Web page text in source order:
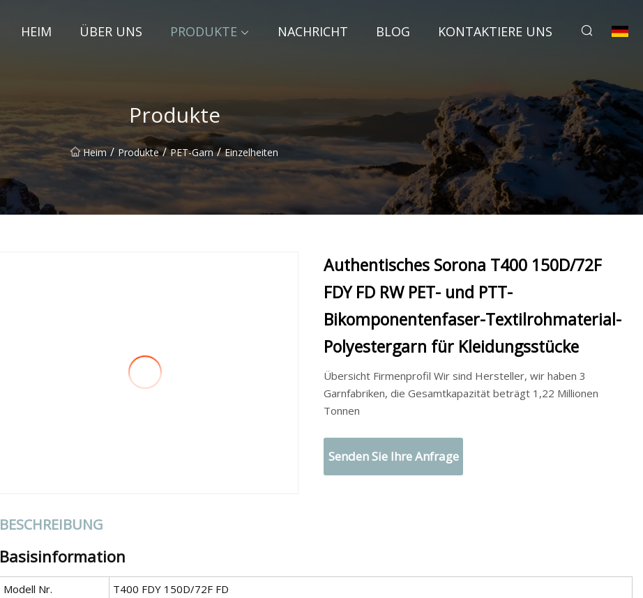
HEIM ÜBER UNS PRODUKTE NACHRICHT BLOG KONTAKTIERE UNS
Produkte
Heim / Produkte / PET-Garn / Einzelheiten
Authentisches Sorona T400 150D/72F
FDY FD RW PET- und PTT-
Bikomponentenfaser-Textilrohmaterial-
Polyestergarn für Kleidungsstücke
Übersicht Firmenprofil Wir sind Hersteller, wir haben 3
Garnfabriken, die Gesamtkapazität beträgt 1,22 Millionen
Tonnen
Senden Sie Ihre Anfrage
BESCHREIBUNG
Basisinformation
Modell Nr.
T400 FDY 150D/72F FD